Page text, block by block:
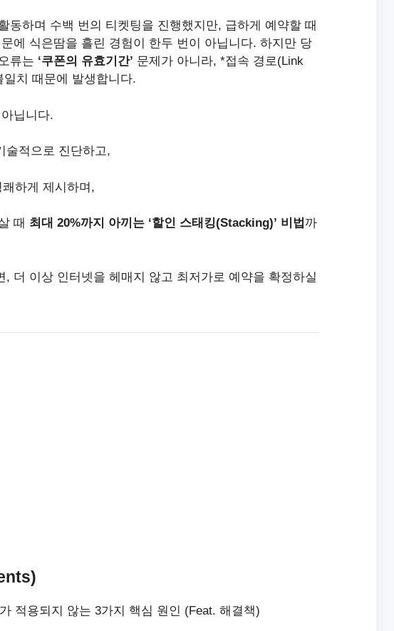
동하며 수백 번의 티켓팅을 진행했지만, 급하게 예약할 때
에 식은땀을 흘린 경험이 한두 번이 아닙니다. 하지만 당
류는 ‘쿠폰의 유효기간’ 문제가 아니라, *접속 경로(Link
일치 때문에 발생합니다.
닙니다.
술적으로 진단하고,
하게 제시하며,
때 최대 20%까지 아끼는 ‘할인 스태킹(Stacking)’ 비법 까
, 더 이상 인터넷을 헤매지 않고 최저가로 예약을 확정하실
적용되지 않는 3가지 핵심 원인 (Feat. 해결책)